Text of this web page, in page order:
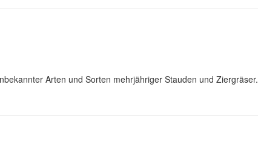
Arten und Sorten mehrjähriger Stauden und Ziergräser.